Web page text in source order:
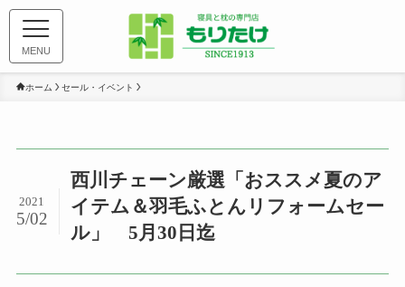
MENU
ホーム セール・イベント
西川チェーン厳選「おススメ夏のア
イテム＆羽毛ふとんリフォームセー
ル」 5月30日迄
2021
5/02